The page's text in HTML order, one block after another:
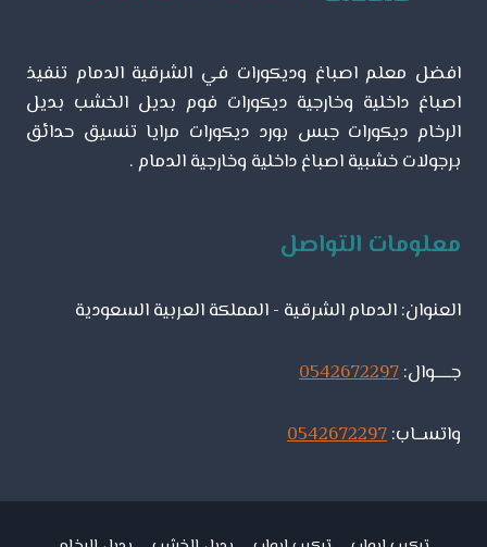
افضل معلم اصباغ وديكورات في الشرقية الدمام تنفيذ
اصباغ داخلية وخارجية ديكورات فوم بديل الخشب بديل
الرخام ديكورات جبس بورد ديكورات مرايا تنسيق حدائق
برجولات خشبية اصباغ داخلية وخارجية الدمام .
معلومات التواصل
العنوان: الدمام الشرقية - المملكة العربية السعودية
جـــــوال:0542672297
واتســاب:0542672297